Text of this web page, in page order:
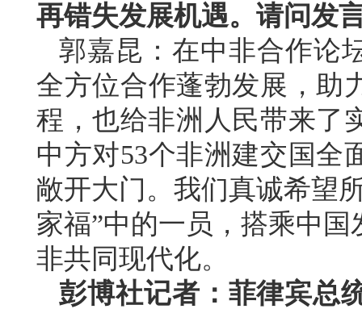
再错失发展机遇。请问发
郭嘉昆：在中非合作论
全方位合作蓬勃发展，助
程，也给非洲人民带来了
中方对53个非洲建交国全
敞开大门。我们真诚希望
家福”中的一员，搭乘中
非共同现代化。
彭博社记者：菲律宾总